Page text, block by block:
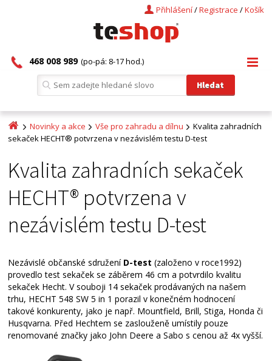
Košík
/
Registrace
/
Přihlášení
468 008 989 (po-pá: 8-17 hod.)
Novinky a akce Vše pro zahradu a dílnu
Kvalita zahradních
sekaček HECHT® potvrzena v nezávislém testu D-test
Kvalita zahradních sekaček
HECHT® potvrzena v
nezávislém testu D-test
Nezávislé občanské sdruženíD-test (založeno v roce1992)
provedlo test sekaček se záběrem 46 cm a potvrdilo kvalitu
sekaček Hecht. V souboji 14 sekaček prodávaných na našem
trhu, HECHT 548 SW 5 in 1 porazil v konečném hodnocení
takové konkurenty, jako je např. Mountfield, Brill, Stiga, Honda či
Husqvarna. Před Hechtem se zaslouženě umístily pouze
renomované značky jako John Deere a Sabo s cenou až 4x vyšší.